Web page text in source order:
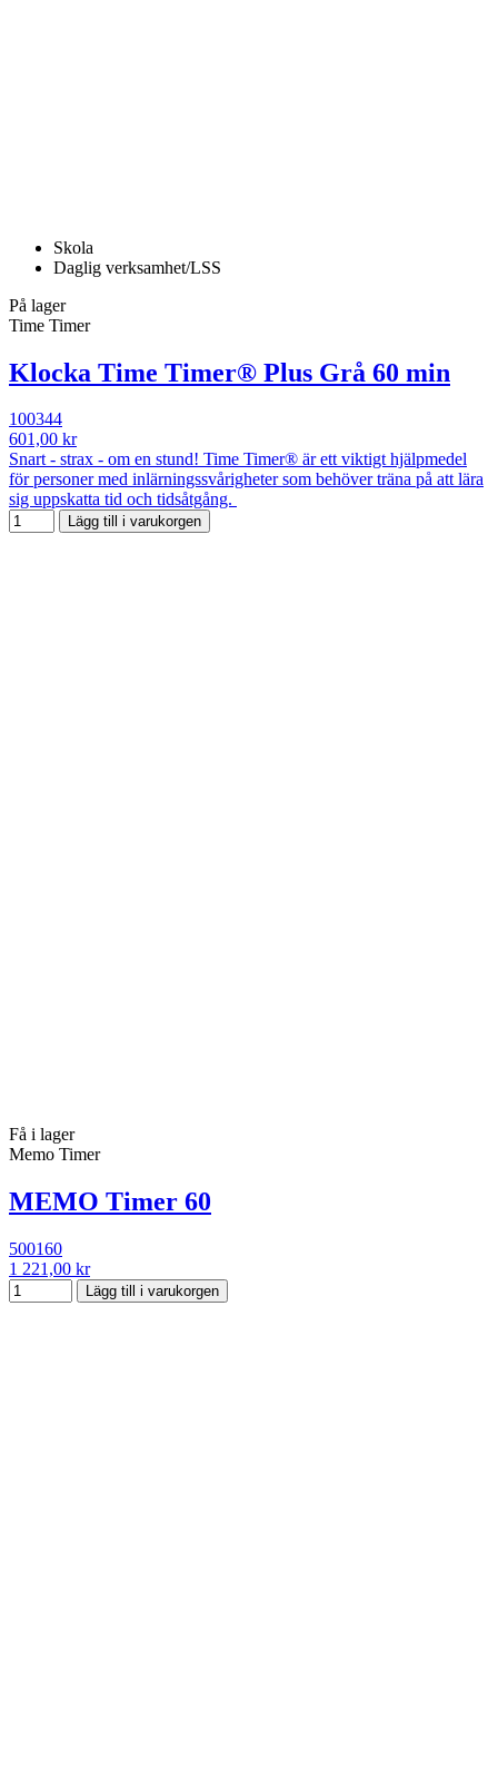
Skola
Daglig verksamhet/LSS
På lager
Time Timer
Klocka Time Timer® Plus Grå 60 min
100344
601,00 kr
Snart - strax - om en stund! Time Timer® är ett viktigt hjälpmedel
för personer med inlärningssvårigheter som behöver träna på att lära
sig uppskatta tid och tidsåtgång.
Lägg till i varukorgen
Få i lager
Memo Timer
MEMO Timer 60
500160
1 221,00 kr
Lägg till i varukorgen